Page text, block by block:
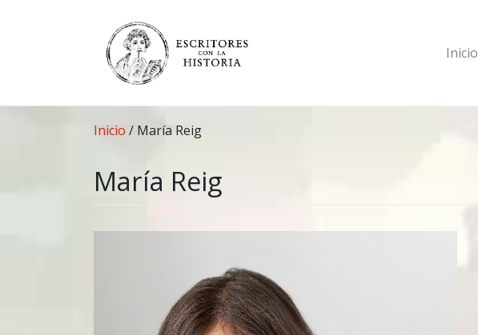
Inicio
Inicio / María Reig
María Reig